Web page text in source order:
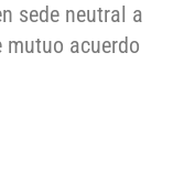
sede neutral a
mutuo acuerdo